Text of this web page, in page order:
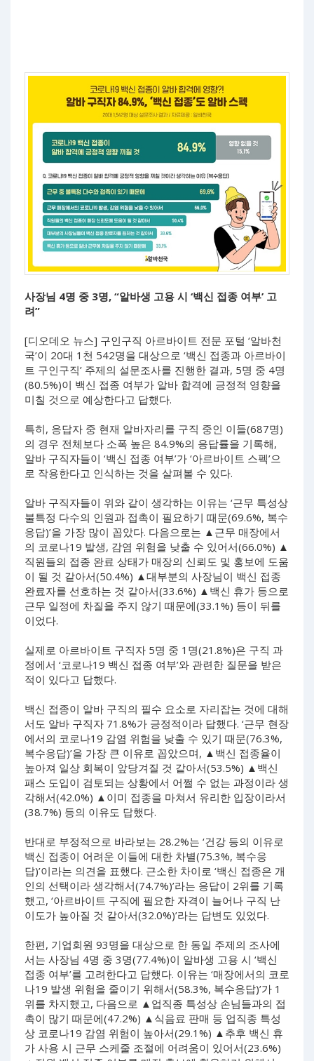
사장님 4명 중 3명, “알바생 고용 시 ‘백신 접종 여부’ 고
려”
[디오데오 뉴스] 구인구직 아르바이트 전문 포털 ‘알바천
국’이 20대 1천 542명을 대상으로 ‘백신 접종과 아르바이
트 구인구직’ 주제의 설문조사를 진행한 결과, 5명 중 4명
(80.5%)이 백신 접종 여부가 알바 합격에 긍정적 영향을
미칠 것으로 예상한다고 답했다.
특히, 응답자 중 현재 알바자리를 구직 중인 이들(687명)
의 경우 전체보다 소폭 높은 84.9%의 응답률을 기록해,
알바 구직자들이 ‘백신 접종 여부’가 ‘아르바이트 스펙’으
로 작용한다고 인식하는 것을 살펴볼 수 있다.
알바 구직자들이 위와 같이 생각하는 이유는 ‘근무 특성상
불특정 다수의 인원과 접촉이 필요하기 때문(69.6%, 복수
응답)’을 가장 많이 꼽았다. 다음으로는 ▲근무 매장에서
의 코로나19 발생, 감염 위험을 낮출 수 있어서(66.0%) ▲
직원들의 접종 완료 상태가 매장의 신뢰도 및 홍보에 도움
이 될 것 같아서(50.4%) ▲대부분의 사장님이 백신 접종
완료자를 선호하는 것 같아서(33.6%) ▲백신 휴가 등으로
근무 일정에 차질을 주지 않기 때문에(33.1%) 등이 뒤를
이었다.
실제로 아르바이트 구직자 5명 중 1명(21.8%)은 구직 과
정에서 ‘코로나19 백신 접종 여부’와 관련한 질문을 받은
적이 있다고 답했다.
백신 접종이 알바 구직의 필수 요소로 자리잡는 것에 대해
서도 알바 구직자 71.8%가 긍정적이라 답했다. ‘근무 현장
에서의 코로나19 감염 위험을 낮출 수 있기 때문(76.3%,
복수응답)’을 가장 큰 이유로 꼽았으며, ▲백신 접종율이
높아져 일상 회복이 앞당겨질 것 같아서(53.5%) ▲백신
패스 도입이 검토되는 상황에서 어쩔 수 없는 과정이라 생
각해서(42.0%) ▲이미 접종을 마쳐서 유리한 입장이라서
(38.7%) 등의 이유도 답했다.
반대로 부정적으로 바라보는 28.2%는 ‘건강 등의 이유로
백신 접종이 어려운 이들에 대한 차별(75.3%, 복수응
답)’이라는 의견을 표했다. 근소한 차이로 ‘백신 접종은 개
인의 선택이라 생각해서(74.7%)’라는 응답이 2위를 기록
했고, ‘아르바이트 구직에 필요한 자격이 늘어나 구직 난
이도가 높아질 것 같아서(32.0%)’라는 답변도 있었다.
한편, 기업회원 93명을 대상으로 한 동일 주제의 조사에
서는 사장님 4명 중 3명(77.4%)이 알바생 고용 시 ‘백신
접종 여부’를 고려한다고 답했다. 이유는 ‘매장에서의 코로
나19 발생 위험을 줄이기 위해서(58.3%, 복수응답)’가 1
위를 차지했고, 다음으로 ▲업직종 특성상 손님들과의 접
촉이 많기 때문에(47.2%) ▲식음료 판매 등 업직종 특성
상 코로나19 감염 위험이 높아서(29.1%) ▲추후 백신 휴
가 사용 시 근무 스케줄 조절에 어려움이 있어서(23.6%)